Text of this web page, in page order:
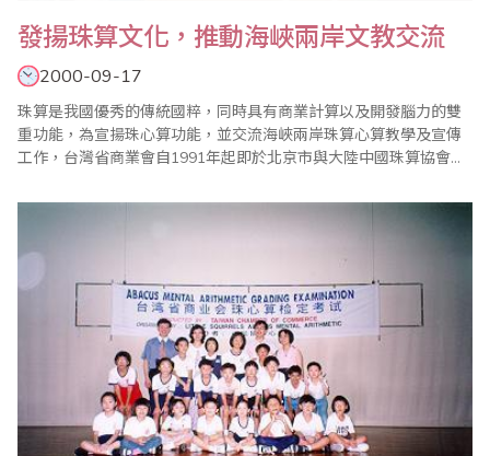
發揚珠算文化，推動海峽兩岸文教交流
2000-09-17
珠算是我國優秀的傳統國粹，同時具有商業計算以及開發腦力的雙
重功能，為宣揚珠心算功能，並交流海峽兩岸珠算心算教學及宣傳
工作，台灣省商業會自1991年起即於北京市與大陸中國珠算協會共
第2屆於深圳市、第3屆於台北市、第4屆於吉林長春市，第5屆於台
北市、第6屆於新疆烏魯木齊市、第7屆於高雄市、第8屆於安徽黃山
市、第9屆於台北市，迄今年已堂堂邁入第1..